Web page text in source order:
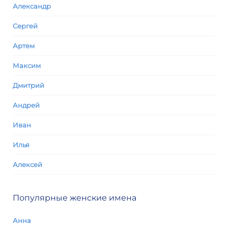
Александр
Сергей
Артем
Максим
Дмитрий
Андрей
Иван
Илья
Алексей
Популярные женские имена
Анна